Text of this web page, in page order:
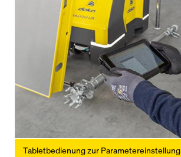
Tabletbedienung zur Parametereinstellung